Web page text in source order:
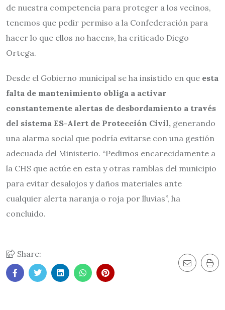
de nuestra competencia para proteger a los vecinos,
tenemos que pedir permiso a la Confederación para
hacer lo que ellos no hacen», ha criticado Diego
Ortega.
Desde el Gobierno municipal se ha insistido en que esta
falta de mantenimiento obliga a activar
constantemente alertas de desbordamiento a través
del sistema ES-Alert de Protección Civil, generando
una alarma social que podría evitarse con una gestión
adecuada del Ministerio. “Pedimos encarecidamente a
la CHS que actúe en esta y otras ramblas del municipio
para evitar desalojos y daños materiales ante
cualquier alerta naranja o roja por lluvias”, ha
concluido.
Share: